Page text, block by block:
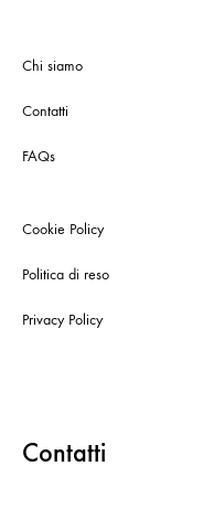
Chi siamo
Contatti
FAQs
Cookie Policy
Politica di reso
Privacy Policy
Contatti